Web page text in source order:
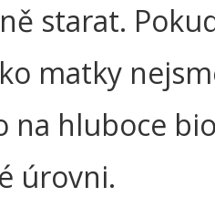
starat.
matky
na hluboce
úrovni.